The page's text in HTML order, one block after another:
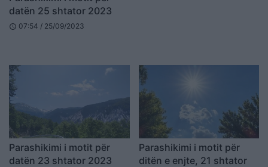
datën 25 shtator 2023
schedule 07:54 / 25/09/2023
Parashikimi i motit për
datën 23 shtator 2023
Parashikimi i motit për
ditën e enjte, 21 shtator